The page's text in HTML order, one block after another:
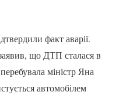
факт аварії.
що ДТП сталася в
міністр Яна
автомобілем